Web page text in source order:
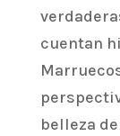
cuentan
belleza